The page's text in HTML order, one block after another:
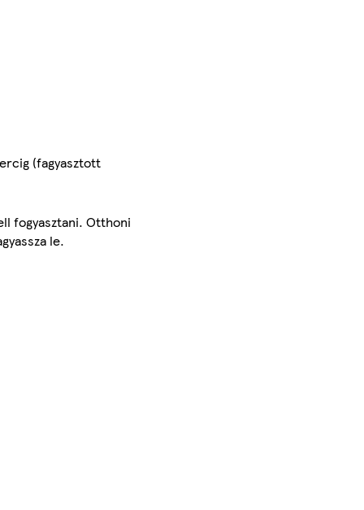
(fagyasztott
fogyasztani. Otthoni
le.